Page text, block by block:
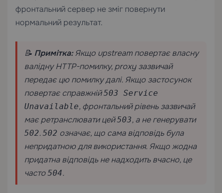
фронтальний сервер не зміг повернути
нормальний результат.
📝 Примітка:Якщо upstream повертає власну
валідну HTTP-помилку, proxy зазвичай
передає цю помилку далі. Якщо застосунок
повертає справжній503 Service
Unavailable, фронтальний рівень зазвичай
має ретранслювати цей503, а не генерувати
502. 502 означає, що сама відповідь була
непридатною для використання. Якщо жодна
придатна відповідь не надходить вчасно, це
часто 504.